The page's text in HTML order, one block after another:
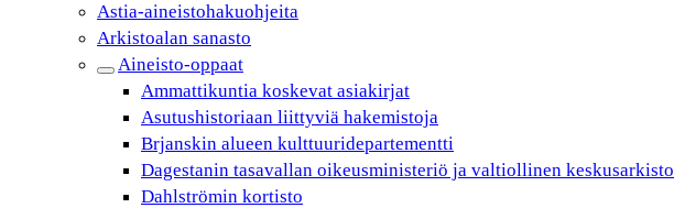
Astia-aineistohakuohjeita
Arkistoalan sanasto
Aineisto-oppaat
Ammattikuntia koskevat asiakirjat
Asutushistoriaan liittyviä hakemistoja
Brjanskin alueen kulttuuridepartementti
Dagestanin tasavallan oikeusministeriö ja valtiollinen keskusarkisto
Dahlströmin kortisto